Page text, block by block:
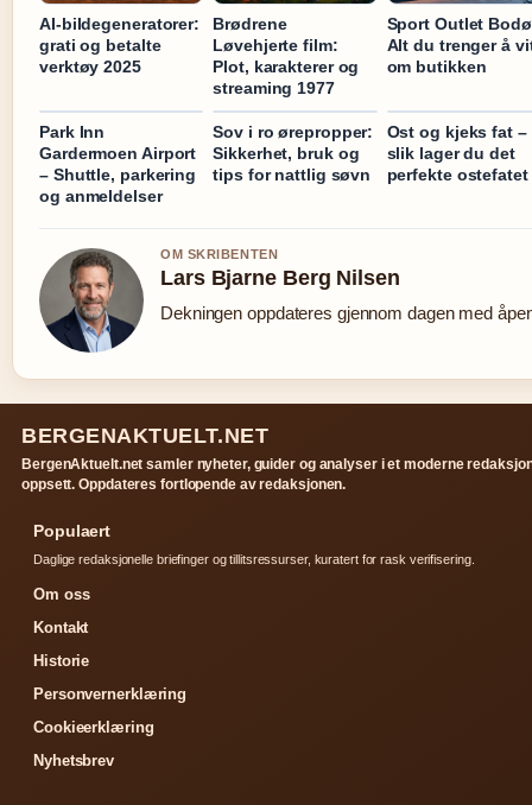
AI-bildegeneratorer:
grati og betalte
verktøy 2025
Brødrene
Løvehjerte film:
Plot, karakterer og
streaming 1977
Sport Outlet
Alt du trenger å
om butikken
Park Inn
Gardermoen Airport
– Shuttle, parkering
og anmeldelser
Sov i ro ørepropper:
Sikkerhet, bruk og
tips for nattlig søvn
Ost og kjeks fat –
slik lager du det
perfekte ostefatet
OM SKRIBENTEN
Lars Bjarne Berg Nilsen
Dekningen oppdateres gjennom dagen med
BERGENAKTUELT.NET
BergenAktuelt.net samler nyheter, guider og analyser i et moderne
oppsett. Oppdateres fortlopende av redaksjonen.
Populaert
Daglige redaksjonelle briefinger og tillitsressurser, kuratert for rask verifisering.
Om oss
Kontakt
Historie
Personvernerklæring
Cookieerklæring
Nyhetsbrev